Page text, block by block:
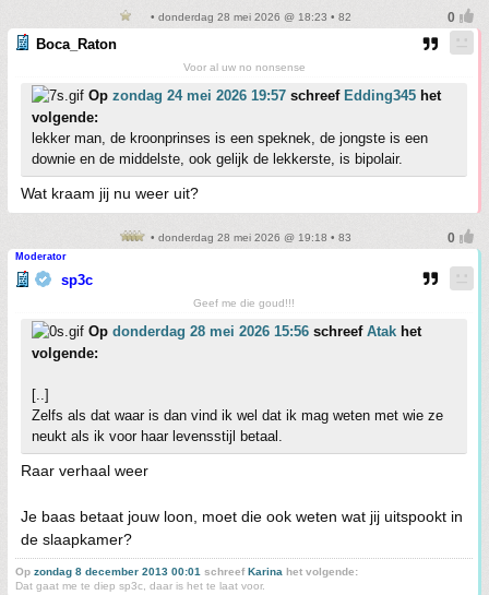
• donderdag 28 mei 2026 @ 18:23 • 82
Boca_Raton
Voor al uw no nonsense
Op zondag 24 mei 2026 19:57 schreef Edding345 het
volgende:
lekker man, de kroonprinses is een speknek, de jongste is een
downie en de middelste, ook gelijk de lekkerste, is bipolair.
Wat kraam jij nu weer uit?
• donderdag 28 mei 2026 @ 19:18 • 83
Moderator
sp3c
Geef me die goud!!!
Op donderdag 28 mei 2026 15:56 schreef Atak het
volgende:
[..]
Zelfs als dat waar is dan vind ik wel dat ik mag weten met wie ze
neukt als ik voor haar levensstijl betaal.
Raar verhaal weer
Je baas betaat jouw loon, moet die ook weten wat jij uitspookt in
de slaapkamer?
Op zondag 8 december 2013 00:01 schreefKarina het volgende:
Dat gaat me te diep sp3c, daar is het te laat voor.